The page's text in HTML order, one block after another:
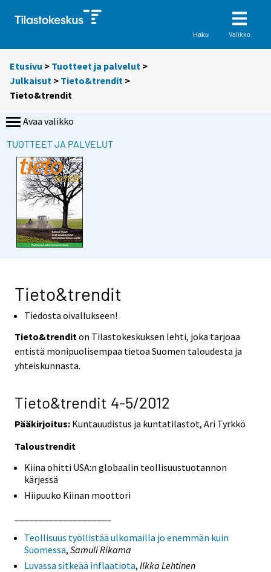
Haku Valikko
Etusivu > Tuotteet ja palvelut >
Julkaisut > Tieto&trendit >
Tieto&trendit
Avaa valikko
TUOTTEET JA PALVELUT
Tieto&trendit
Tiedosta oivallukseen!
Tieto&trendit on Tilastokeskuksen lehti, joka tarjoaa
entistä monipuolisempaa tietoa Suomen taloudesta ja
yhteiskunnasta.
Tieto&trendit 4-5/2012
Pääkirjoitus: Kuntauudistus ja kuntatilastot, Ari Tyrkkö
Taloustrendit
Kiina ohitti USA:n globaalin teollisuustuotannon
kärjessä
Hiipuuko Kiinan moottori
Teollisuus työllistää ulkomailla jo enemmän kuin
Suomessa, Samuli Rikama
Luvassa sitkeää inflaatiota, Ilkka Lehtinen